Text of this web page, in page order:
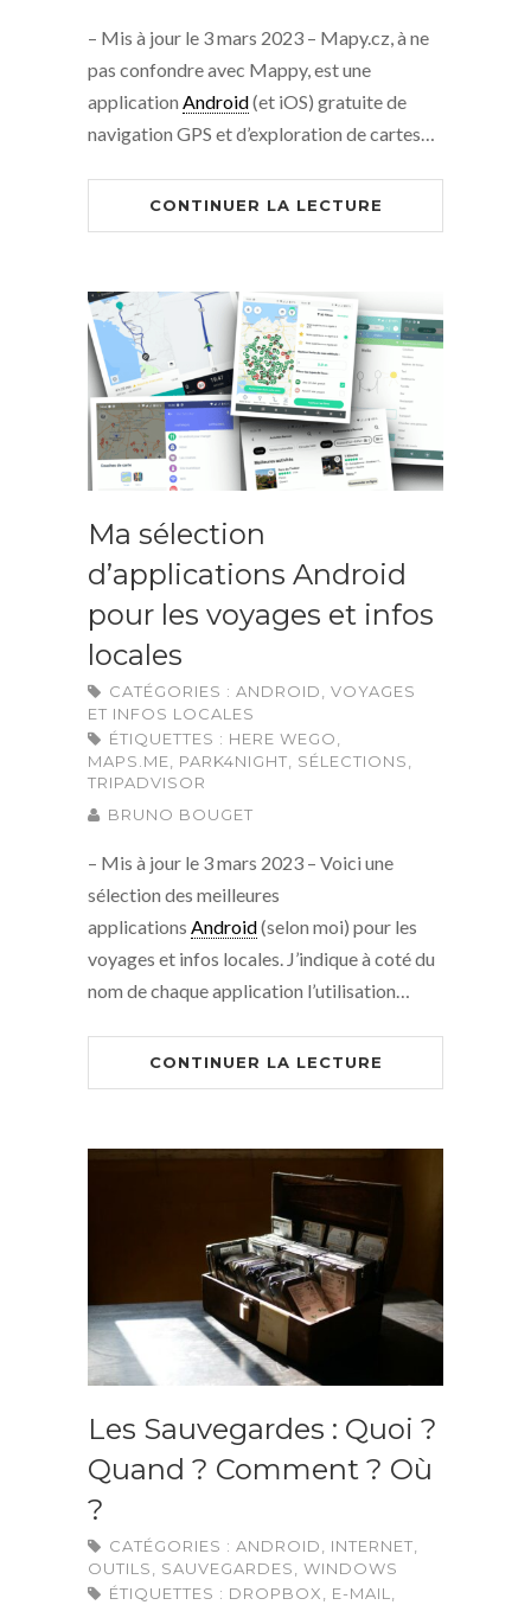
– Mis à jour le 3 mars 2023 – Mapy.cz, à ne
pas confondre avec Mappy, est une
application Android(et iOS) gratuite de
navigation GPS et d’exploration de cartes…
CONTINUER LA LECTURE
Ma sélection
d’applications Android
pour les voyages et infos
locales
CATÉGORIES : ANDROID
VOYAGES
ET INFOS LOCALES
ÉTIQUETTES : HERE WEGO
MAPS.ME
PARK4NIGHT SÉLECTIONS
TRIPADVISOR
BRUNO BOUGET
– Mis à jour le 3 mars 2023 – Voici une
sélection des meilleures
applications Android(selon moi) pour les
voyages et infos locales. J’indique à coté du
nom de chaque application l’utilisation…
CONTINUER LA LECTURE
Les Sauvegardes : Quoi ?
Quand ? Comment ? Où
?
CATÉGORIES : ANDROID, INTERNET,
OUTILS, SAUVEGARDES, WINDOWS
ÉTIQUETTES : DROPBOX, E-MAIL,